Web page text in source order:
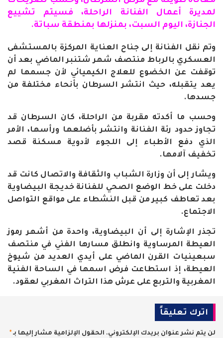
لمديرة أعمال الفنانة الراحلة، فسيتم تشييع
الجنازة، اليوم السبت، بمنزلها بمنطقة سباتة.
وتم نقل الفنانة إلى جناح العناية المركزة بالمستشفى
العسكري بالرباط منتصف شهر شتنبر الماضي بعد أن
توقفت عن الخضوع للعلاج الكيميائي لأن جسمها لم
يعد يتقبله، حيث انتشر السرطان بأنحاء مختلفة من
جسدها.
وحسب ما أكدته مقربة من الراحلة، كان السرطان قد
تجاوز حدود رئة الفنانة وانتشر بأضلعها ورأسها، الأمر
الذي دفع الأطباء إلى اللجوء لأدوية مسكنة قصد
تخفيف آلامها.
ويشار إلى أن وزارة الشباب والثقافة والاتصال كانت قد
دخلت على خط الوضع الصحي للفنانة خديجة البيضاوية
بعد تعاطف كبير من قبل النشطاء على مواقع التواصل
الاجتماع.
تجذر الإشارة إلى أن البيضاوية، واحدة من أشهر رموز
العيطة المرساوية وانطلق مسارها الفني في منتصف
سبعينيات القرن الماضي على أيدي العديد من شيوخ
العيطة، إذ استطاعت فرض اسمها في الساحة الفنية
المغربية والتربع على عرش هذا التراث المغربي لعقود.
اترك تعليقاً
لن يتم نشر عنوان بريدك الإلكتروني. الحقول الإلزامية مشار إليها بـ *